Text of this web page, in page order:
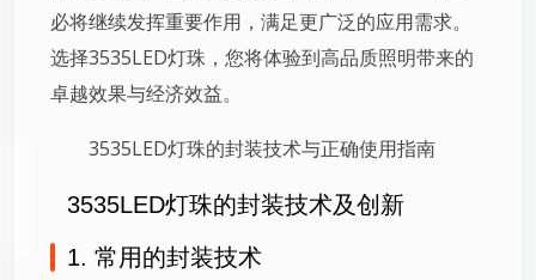
必将继续发挥重要作用，满足更广泛的应用需求。
选择3535LED灯珠，您将体验到高品质照明带来的
卓越效果与经济效益。
3535LED灯珠的封装技术与正确使用指南
3535LED灯珠的封装技术及创新
1. 常用的封装技术